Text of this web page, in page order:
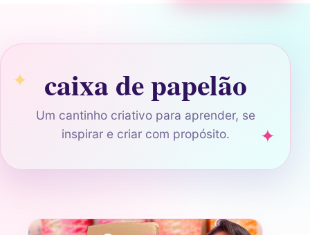
caixa de papelão
Um cantinho criativo para aprender, se
inspirar e criar com propósito.